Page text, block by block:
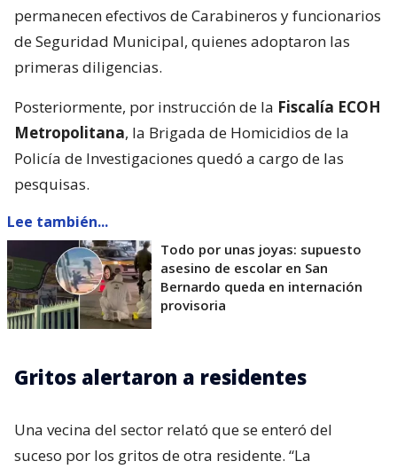
permanecen efectivos de Carabineros y funcionarios
de Seguridad Municipal, quienes adoptaron las
primeras diligencias.
Posteriormente, por instrucción de la Fiscalía ECOH
Metropolitana, la Brigada de Homicidios de la
Policía de Investigaciones quedó a cargo de las
pesquisas.
Lee también...
Todo por unas joyas: supuesto
asesino de escolar en San
Bernardo queda en internación
provisoria
Gritos alertaron a residentes
Una vecina del sector relató que se enteró del
suceso por los gritos de otra residente. “La